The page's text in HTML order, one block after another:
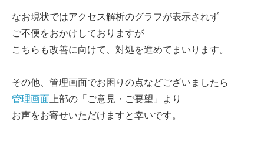
なお現状ではアクセス解析のグラフが表示されず
ご不便をおかけしておりますが
こちらも改善に向けて、対処を進めてまいります。
その他、管理画面でお困りの点などございましたら
管理画面 上部の「ご意見・ご要望」より
お声をお寄せいただけますと幸いです。